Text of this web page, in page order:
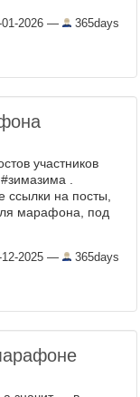
2026 — 365days
участников
.
ссылки на посты,
марафона, под
2025 — 365days